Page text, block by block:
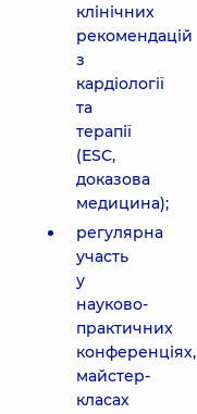
клінічних
рекомендацій
з
кардіології
та
терапії
(ESC,
доказова
медицина);
регулярна
участь
у
науково-
практичних
конференціях,
майстер-
класах